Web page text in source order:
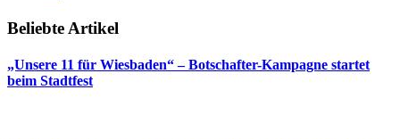
Beliebte Artikel
„Unsere 11 für Wiesbaden“ – Botschafter-Kampagne startet
beim Stadtfest